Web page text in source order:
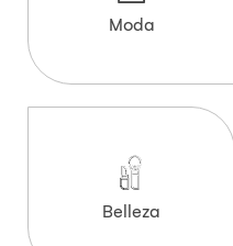
Moda
Belleza